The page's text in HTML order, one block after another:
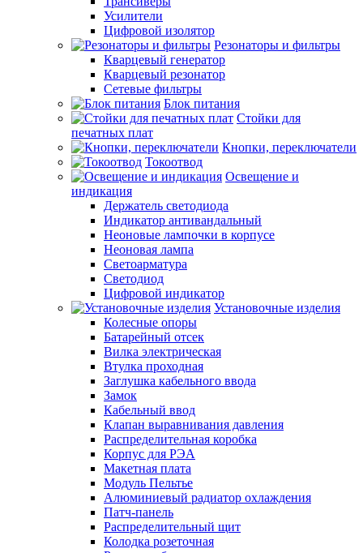
Усилители
Цифровой изолятор
Резонаторы и фильтры
Кварцевый генератор
Кварцевый резонатор
Сетевые фильтры
Блок питания
Стойки для
печатных плат
Кнопки, переключатели
Токоотвод
Освещение и
индикация
Держатель светодиода
Индикатор антивандальный
Неоновые лампочки в корпусе
Неоновая лампа
Светоарматура
Светодиод
Цифровой индикатор
Установочные изделия
Колесные опоры
Батарейный отсек
Вилка электрическая
Втулка проходная
Заглушка кабельного ввода
Замок
Кабельный ввод
Клапан выравнивания давления
Распределительная коробка
Корпус для РЭА
Макетная плата
Модуль Пельтье
Алюминиевый радиатор охлаждения
Патч-панель
Распределительный щит
Колодка розеточная